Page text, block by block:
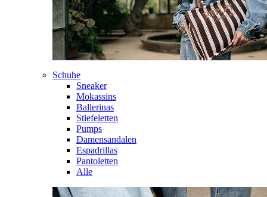
Schuhe
Sneaker
Mokassins
Ballerinas
Stiefeletten
Pumps
Damensandalen
Espadrillas
Pantoletten
Alle